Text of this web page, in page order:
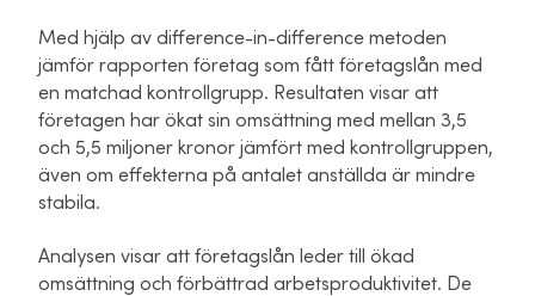
Med hjälp av difference-in-difference metoden
jämför rapporten företag som fått företagslån med
en matchad kontrollgrupp. Resultaten visar att
företagen har ökat sin omsättning med mellan 3,5
och 5,5 miljoner kronor jämfört med kontrollgruppen,
även om effekterna på antalet anställda är mindre
stabila.
Analysen visar att företagslån leder till ökad
omsättning och förbättrad arbetsproduktivitet. De